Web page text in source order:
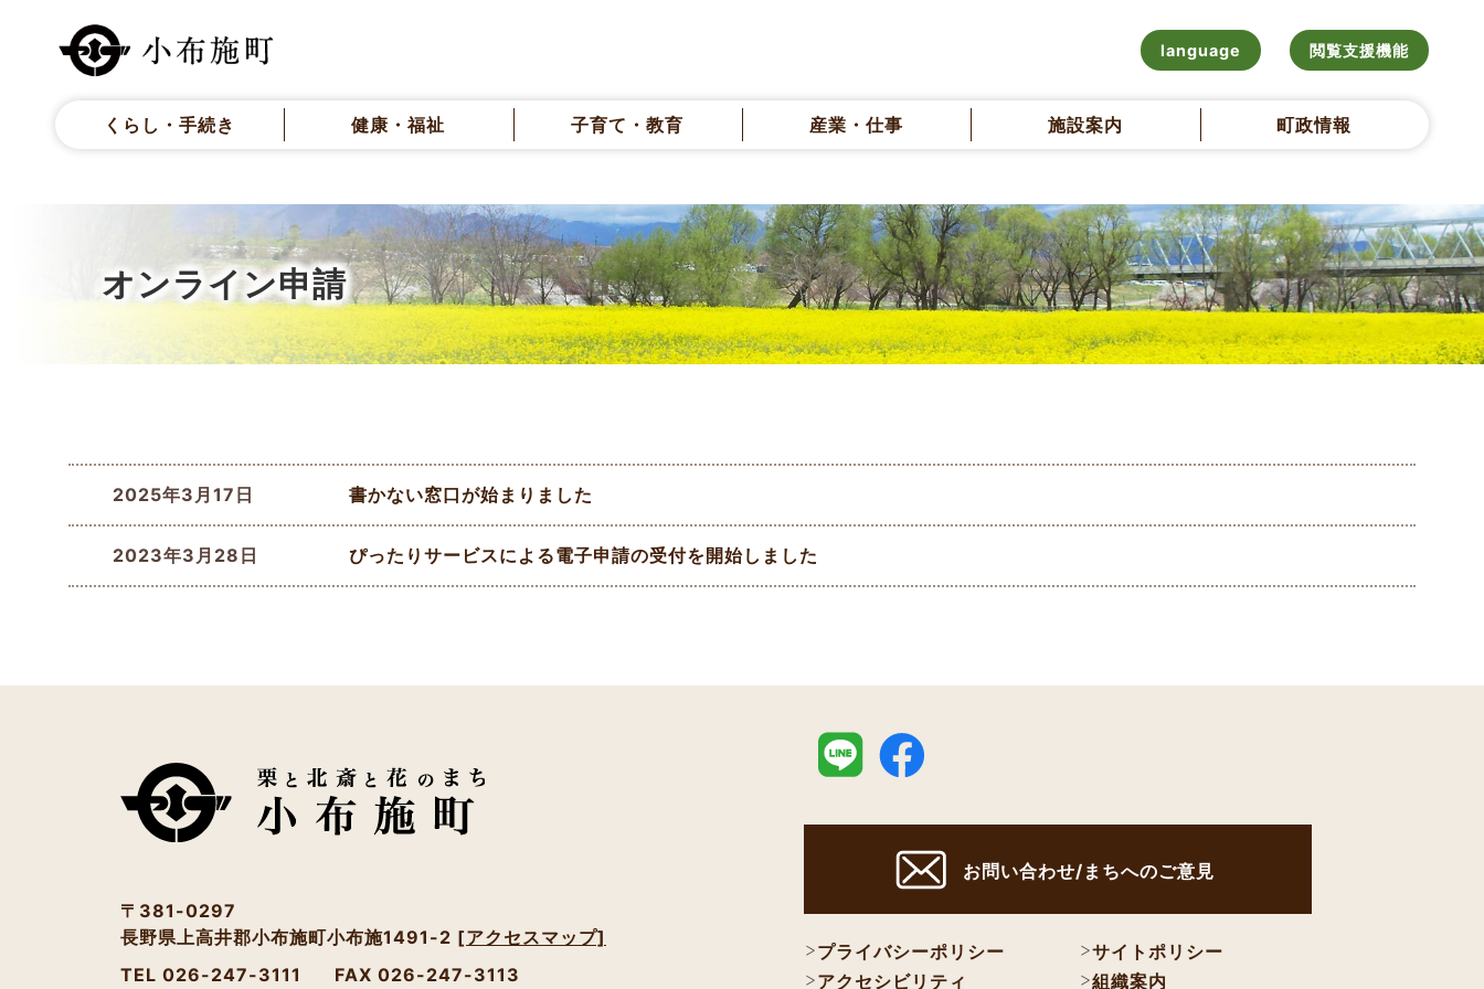
language 閲覧支援機能
くらし・手続き 健康・福祉 子育て・教育 産業・仕事 施設案内 町政情報
オンライン申請
2025年3月17日 書かない窓口が始まりました
2023年3月28日 ぴったりサービスによる電子申請の受付を開始しました
〒381-0297
長野県上高井郡小布施町小布施1491-2 [アクセスマップ]
TEL 026-247-3111
FAX 026-247-3113
お問い合わせ/まちへのご意見
プライバシーポリシー
サイトポリシー
アクセシビリティ
組織案内